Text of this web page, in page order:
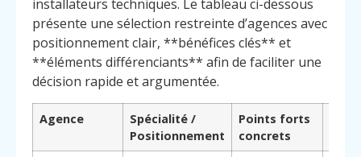
installateurs techniques. Le tableau ci-dessous
présente une sélection restreinte d’agences avec
positionnement clair, **bénéfices clés** et
**éléments différenciants** afin de faciliter une
décision rapide et argumentée.
Agence
Spécialité /
Positionnement
Points forts
concrets